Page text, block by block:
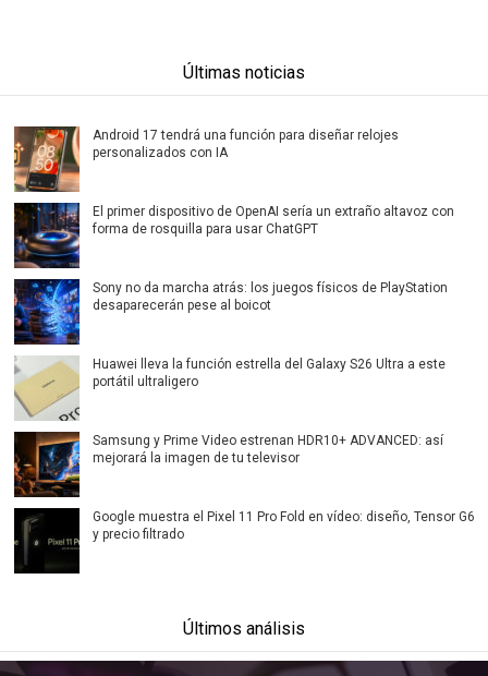
Últimas noticias
Android 17 tendrá una función para diseñar relojes
personalizados con IA
El primer dispositivo de OpenAI sería un extraño altavoz con
forma de rosquilla para usar ChatGPT
Sony no da marcha atrás: los juegos físicos de PlayStation
desaparecerán pese al boicot
Huawei lleva la función estrella del Galaxy S26 Ultra a este
portátil ultraligero
Samsung y Prime Video estrenan HDR10+ ADVANCED: así
mejorará la imagen de tu televisor
Google muestra el Pixel 11 Pro Fold en vídeo: diseño, Tensor G6
y precio filtrado
Últimos análisis